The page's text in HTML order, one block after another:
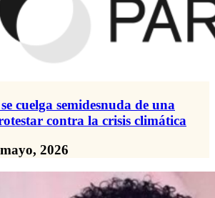
cuelga semidesnuda de una
contra la crisis climática
2026